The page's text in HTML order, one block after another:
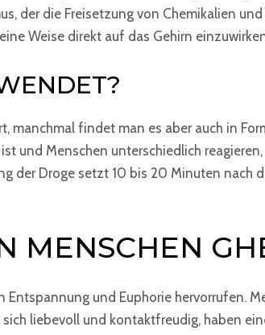
der die Freisetzung von Chemikalien
Weise direkt auf das Gehirn
manchmal findet man es aber auch in
und Menschen unterschiedlich
der Droge setzt 10 bis 20 Minuten nach
MENSCHEN
und Euphorie hervorrufen.
liebevoll und kontaktfreudig, haben